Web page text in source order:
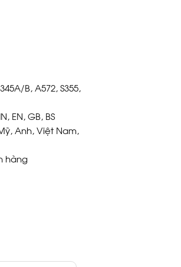
B, A572, S355,
EN, GB, BS
Anh, Việt Nam,
hàng